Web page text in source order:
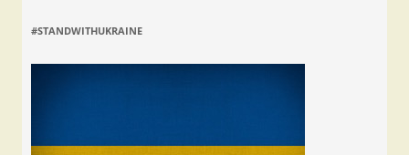
#STANDWITHUKRAINE